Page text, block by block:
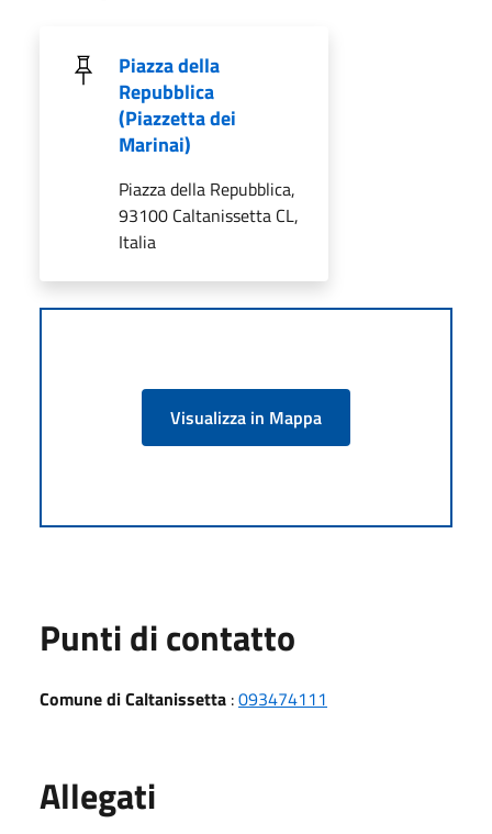
Piazza della
Repubblica
(Piazzetta dei
Marinai)
Piazza della Repubblica,
93100 Caltanissetta CL,
Italia
Visualizza in Mappa
Punti di contatto
Comune di Caltanissetta :093474111
Allegati